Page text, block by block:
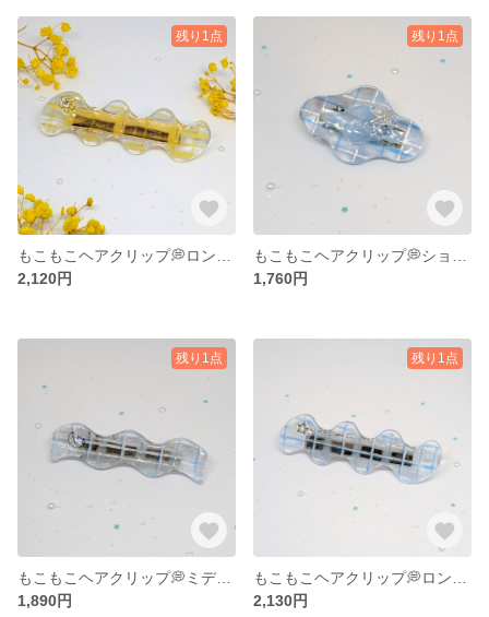
残り1点
2,120円
残り1点
1,760円
残り1点
もこもこヘアクリップ💭ミディアム（ブルーチェック）
1,890円
残り1点
2,130円